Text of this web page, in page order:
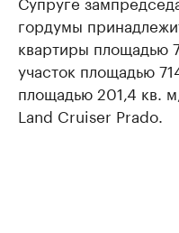
гордумы
квартиры площадью
участок площадью
площадью 201,4 кв.
Land Cruiser Prado.